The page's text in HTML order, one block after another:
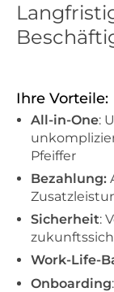
Ihre Vorteile:
All-in-One:
Pfeiffer
Bezahlung:
Sicherheit:
Work-Life-
Onboarding